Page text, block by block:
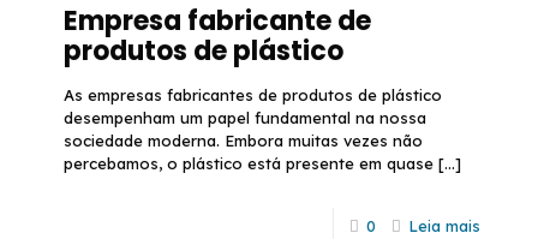
Empresa fabricante de
produtos de plástico
As empresas fabricantes de produtos de plástico
desempenham um papel fundamental na nossa
sociedade moderna. Embora muitas vezes não
percebamos, o plástico está presente em quase […]
0 Leia mais